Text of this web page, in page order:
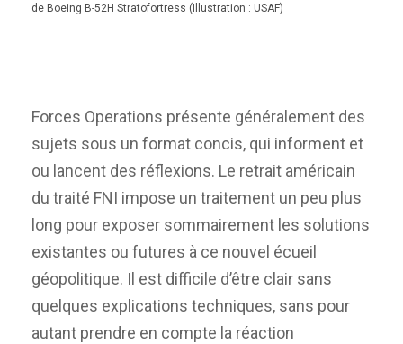
de Boeing B-52H Stratofortress (Illustration : USAF)
Forces Operations présente généralement des
sujets sous un format concis, qui informent et
ou lancent des réflexions. Le retrait américain
du traité FNI impose un traitement un peu plus
long pour exposer sommairement les solutions
existantes ou futures à ce nouvel écueil
géopolitique. Il est difficile d’être clair sans
quelques explications techniques, sans pour
autant prendre en compte la réaction